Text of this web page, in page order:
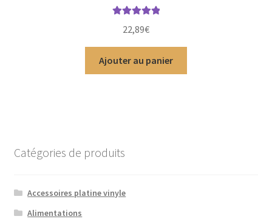
5
22,89€
Ajouter au panier
Catégories de produits
Accessoires platine vinyle
Alimentations